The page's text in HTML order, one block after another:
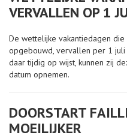
VERVALLEN OP 1
De wettelijke vakantiedagen
opgebouwd, vervallen per 1 juli
daar tijdig op wijst, kunnen zij
datum opnemen.
DOORSTART
MOEILIJKER